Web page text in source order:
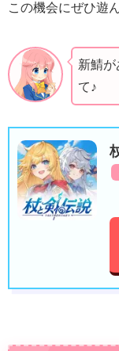
この機会にぜひ遊
新鯖
て♪